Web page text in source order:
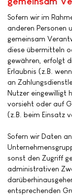
Sofern wir im
anderen Personen
gemeinsam
diese übermitteln
gewähren, erfolgt
Erlaubnis (z.B.
an
Nutzer eingewilligt
vorsieht oder auf
(z.B. beim Einsatz
Sofern wir Daten
sonst den Zugriff
administrativen
entsprechenden